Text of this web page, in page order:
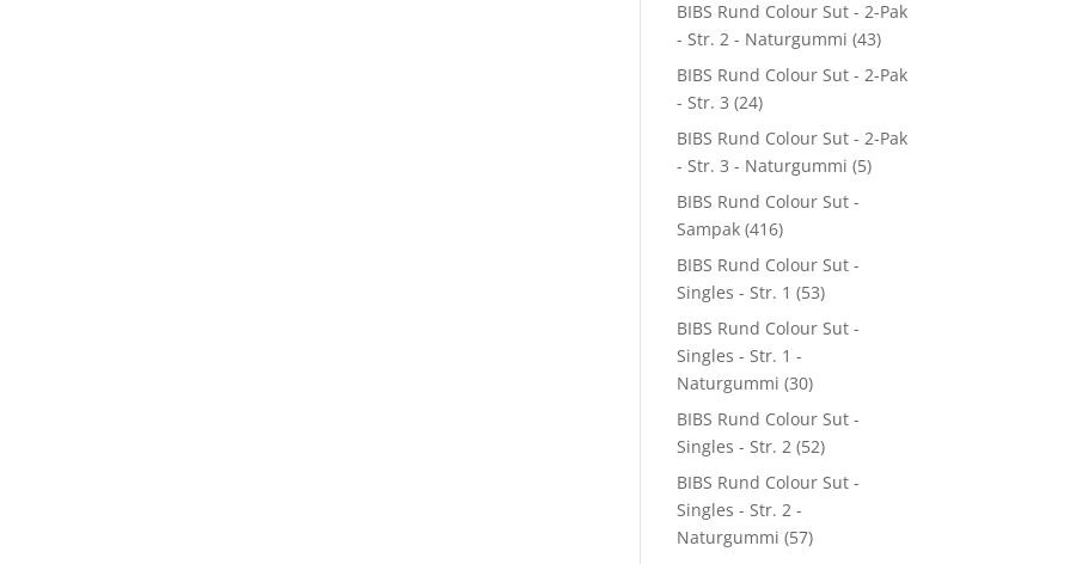
BIBS Rund Colour Sut - 2-Pak
- Str. 2 - Naturgummi (43)
BIBS Rund Colour Sut - 2-Pak
- Str. 3 (24)
BIBS Rund Colour Sut - 2-Pak
- Str. 3 - Naturgummi (5)
BIBS Rund Colour Sut -
Sampak (416)
BIBS Rund Colour Sut -
Singles - Str. 1 (53)
BIBS Rund Colour Sut -
Singles - Str. 1 -
Naturgummi (30)
BIBS Rund Colour Sut -
Singles - Str. 2 (52)
BIBS Rund Colour Sut -
Singles - Str. 2 -
Naturgummi (57)